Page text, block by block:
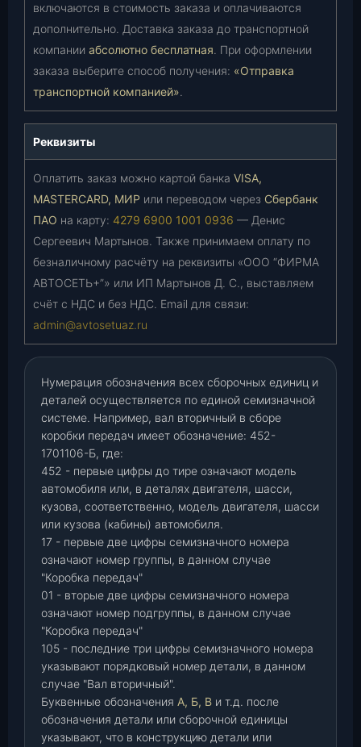
включаются в стоимость заказа и оплачиваются
дополнительно. Доставка заказа до транспортной
компании абсолютно бесплатная. При оформлении
заказа выберите способ получения: «Отправка
транспортной компанией».
Реквизиты
Оплатить заказ можно картой банка VISA,
MASTERCARD, МИР или переводом через Сбербанк
ПАО на карту: 4279 6900 1001 0936 — Денис
Сергеевич Мартынов. Также принимаем оплату по
безналичному расчёту на реквизиты «ООО “ФИРМА
АВТОСЕТЬ+”» или ИП Мартынов Д. С., выставляем
счёт с НДС и без НДС. Email для связи:
admin@avtosetuaz.ru
Нумерация обозначения всех сборочных единиц и
деталей осуществляется по единой семизначной
системе. Например, вал вторичный в сборе
коробки передач имеет обозначение: 452-
1701106-Б, где:
452 - первые цифры до тире означают модель
автомобиля или, в деталях двигателя, шасси,
кузова, соответственно, модель двигателя, шасси
или кузова (кабины) автомобиля.
17 - первые две цифры семизначного номера
означают номер группы, в данном случае
"Коробка передач"
01 - вторые две цифры семизначного номера
означают номер подгруппы, в данном случае
"Коробка передач"
105 - последние три цифры семизначного номера
указывают порядковый номер детали, в данном
случае "Вал вторичный".
Буквенные обозначения А, Б, В и т.д. после
обозначения детали или сборочной единицы
указывают, что в конструкцию детали или